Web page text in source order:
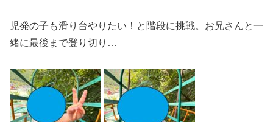
児発の子も滑り台やりたい！と階段に挑戦。お兄さんと一
緒に最後まで登り切り…